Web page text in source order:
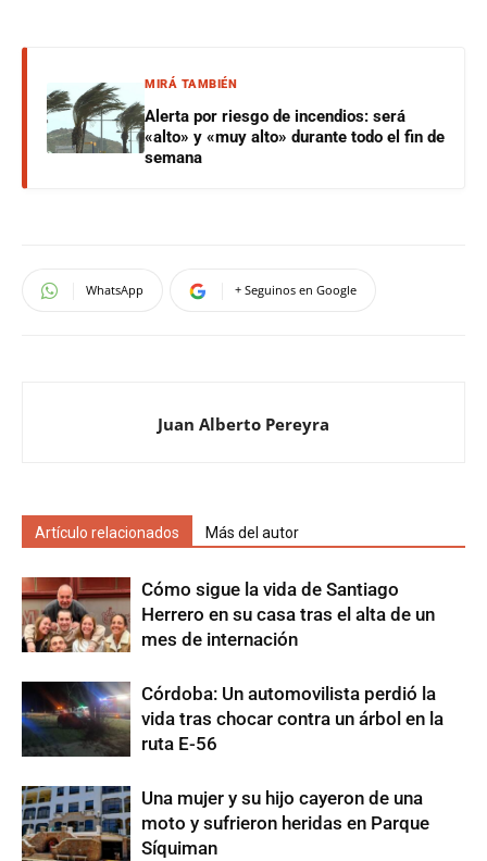
MIRÁ TAMBIÉN
Alerta por riesgo de incendios: será
«alto» y «muy alto» durante todo el fin de
semana
WhatsApp + Seguinos en Google
Juan Alberto Pereyra
Artículo relacionados Más del autor
Cómo sigue la vida de Santiago
Herrero en su casa tras el alta de un
mes de internación
Córdoba: Un automovilista perdió la
vida tras chocar contra un árbol en la
ruta E-56
Una mujer y su hijo cayeron de una
moto y sufrieron heridas en Parque
Síquiman